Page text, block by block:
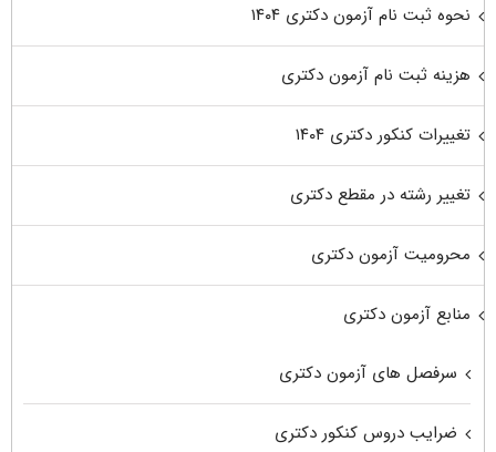
نحوه ثبت نام آزمون دکتری ۱۴۰۴
هزینه ثبت نام آزمون دکتری
تغییرات کنکور دکتری ۱۴۰۴
تغییر رشته در مقطع دکتری
محرومیت آزمون دکتری
منابع آزمون دکتری
سرفصل های آزمون دکتری
ضرایب دروس کنکور دکتری